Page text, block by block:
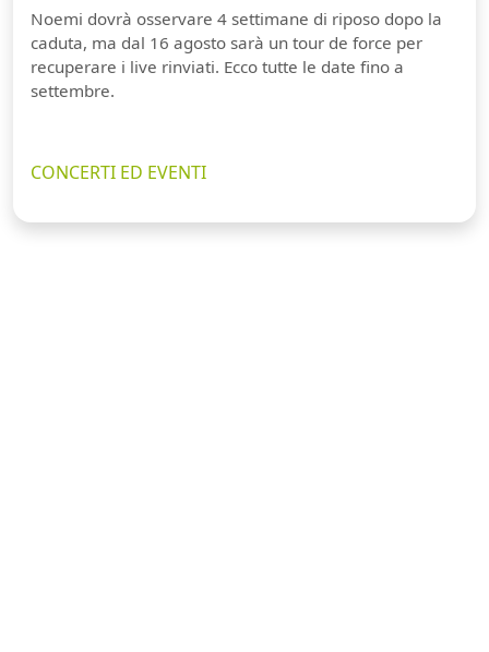
Noemi dovrà osservare 4 settimane di riposo dopo la
caduta, ma dal 16 agosto sarà un tour de force per
recuperare i live rinviati. Ecco tutte le date fino a
settembre.
CONCERTI ED EVENTI